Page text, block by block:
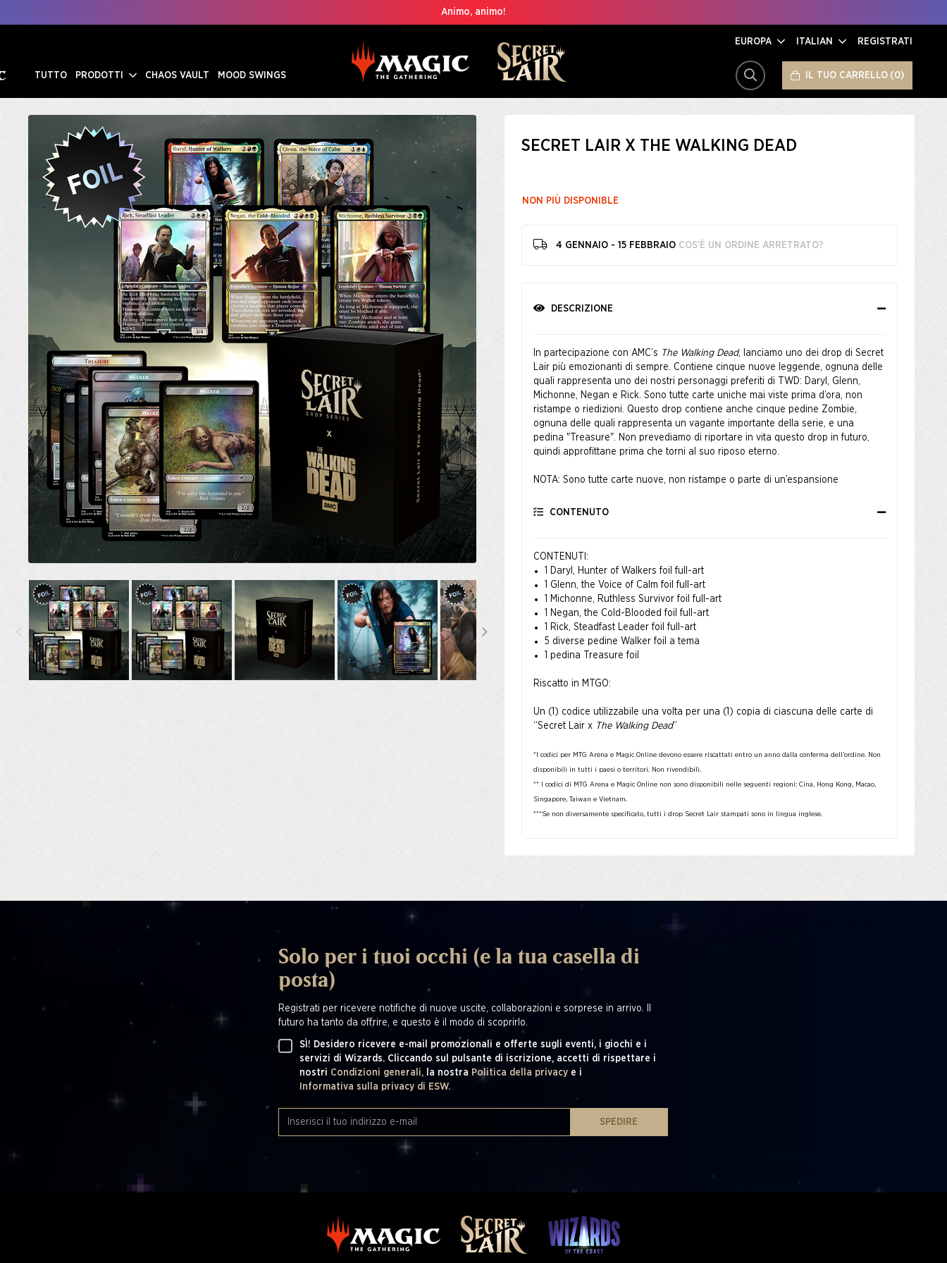
Animo, animo!
EUROPA ITALIAN REGISTRATI
TUTTO PRODOTTI CHAOS VAULT MOOD SWINGS CERCA IL TUO CARRELLO 0
SECRET LAIR X THE WALKING DEAD
NON PIÙ DISPONIBLE
4 GENNAIO - 15 FEBBRAIO COS’È UN ORDINE ARRETRATO?
DESCRIZIONE
In partecipazione con AMC’s The Walking Dead, lanciamo uno dei drop di Secret
Lair più emozionanti di sempre. Contiene cinque nuove leggende, ognuna delle
quali rappresenta uno dei nostri personaggi preferiti di TWD: Daryl, Glenn,
Michonne, Negan e Rick. Sono tutte carte uniche mai viste prima d’ora, non
ristampe o riedizioni. Questo drop contiene anche cinque pedine Zombie,
ognuna delle quali rappresenta un vagante importante della serie, e una
pedina "Treasure". Non prevediamo di riportare in vita questo drop in futuro,
quindi approfittane prima che torni al suo riposo eterno.
NOTA: Sono tutte carte nuove, non ristampe o parte di un’espansione
Commander!
CONTENUTO
CONTENUTI:
1 Daryl, Hunter of Walkers foil full-art
1 Glenn, the Voice of Calm foil full-art
1 Michonne, Ruthless Survivor foil full-art
1 Negan, the Cold-Blooded foil full-art
1 Rick, Steadfast Leader foil full-art
5 diverse pedine Walker foil a tema
1 pedina Treasure foil
Riscatto in MTGO:
Un (1) codice utilizzabile una volta per una (1) copia di ciascuna delle carte di
“Secret Lair x The Walking Dead”
*I codici per MTG Arena e Magic Online devono essere riscattati entro un anno dalla conferma dell’ordine. Non
disponibili in tutti i paesi o territori. Non rivendibili.
** I codici di MTG Arena e Magic Online non sono disponibili nelle seguenti regioni: Cina, Hong Kong, Macao,
Singapore, Taiwan e Vietnam.
***Se non diversamente specificato, tutti i drop Secret Lair stampati sono in lingua inglese.
Solo per i tuoi occhi (e la tua casella di
posta)
Registrati per ricevere notifiche di nuove uscite, collaborazioni e sorprese in arrivo. Il
futuro ha tanto da offrire, e questo è il modo di scoprirlo.
SÌ! Desidero ricevere e-mail promozionali e offerte sugli eventi, i giochi e i
servizi di Wizards. Cliccando sul pulsante di iscrizione, accetti di rispettare i
nostri Condizioni generali, la nostra Politica della privacy e i
Informativa sulla privacy di ESW.
SPEDIRE